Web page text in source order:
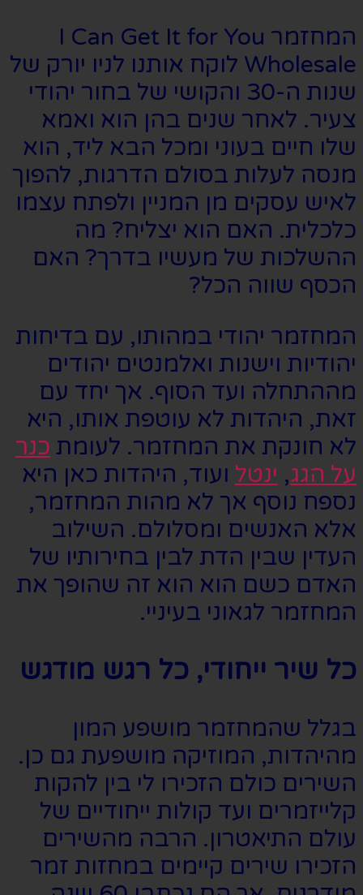
המחזמר I Can Get It for You
Wholesale לוקח אותנו לניו יורק של
שנות ה-30 והקושי של בחור יהודי
צעיר. לאחר שנים בהן הוא ואמא
שלו חיים בעוני ומכל הבא ליד, הוא
מנסה לעלות בסולם הדרגות, להפוך
לאיש עסקים מן המניין ולפתח עצמו
כלכלית. האם הוא יצליח? מה
ההשלכות של מעשיו בדרך? האם
הכסף שווה הכל?
המחזמר יהודי במהותו, עם בדיחות
יהודיות וישנות ואלמנטים יהודים
מההתחלה ועד הסוף. אך יחד עם
זאת, היהדות לא עוטפת אותו, היא
לא חונקת את המחזמר. לעומת כנר
על הגג, ינטל ועוד, היהדות כאן היא
נספח נוסף אך לא מהות המחזמר,
אלא האנשים ומסלולם. השילוב
העדין שבין הדת לבין בחירותיו של
האדם כשם הוא הוא זה שהופך את
המחזמר לגאוני בעיניי.
כל שיר ייחודי, כל רגש מודגש
בגלל שהמחזמר מושפע המון
מהיהדות, המוזיקה מושפעת גם כן.
השירים כולם הזכירו לי בין להקות
קלייזמרים ועד קולות ייחודיים של
עולם התיאטרון. הרבה מהשירים
הזכירו שירים קיימים במחזות זמר